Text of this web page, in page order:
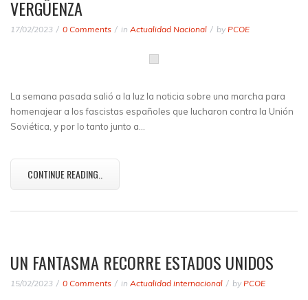
VERGÜENZA
17/02/2023 0 Comments in Actualidad Nacional by PCOE
La semana pasada salió a la luz la noticia sobre una marcha para
homenajear a los fascistas españoles que lucharon contra la Unión
Soviética, y por lo tanto junto a…
CONTINUE READING..
UN FANTASMA RECORRE ESTADOS UNIDOS
15/02/2023 0 Comments in Actualidad internacional by PCOE